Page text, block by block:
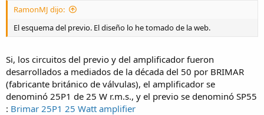
RamonMJ dijo:
El esquema del previo. El diseño lo he tomado de la web.
Si, los circuitos del previo y del amplificador fueron
desarrollados a mediados de la década del 50 por BRIMAR
(fabricante británico de válvulas), el amplificador se
denominó 25P1 de 25 W r.m.s., y el previo se denominó SP55
: Brimar 25P1 25 Watt amplifier